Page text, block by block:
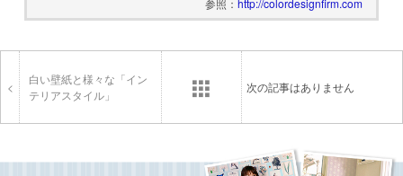
参照：http://colordesignfirm.com
<
白い壁紙と様々な「イン
テリアスタイル」
次の記事はありません